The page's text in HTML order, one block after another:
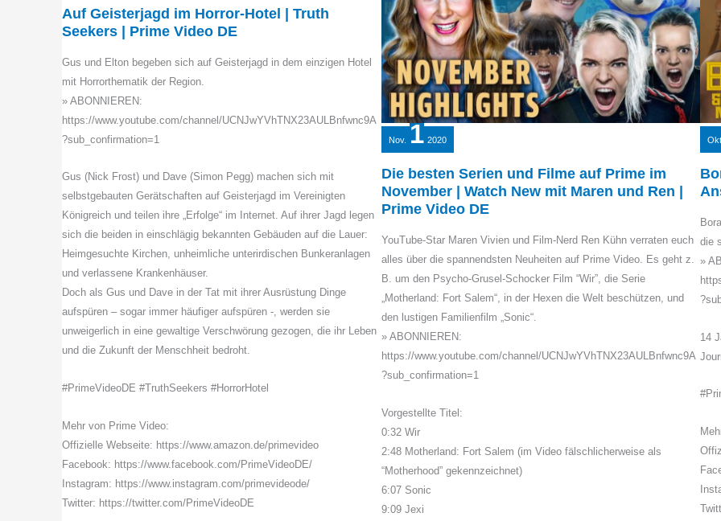
Auf Geisterjagd im Horror-Hotel | Truth
Seekers | Prime Video DE
Gus und Elton begeben sich auf Geisterjagd in dem einzigen Hotel
mit Horrorthematik der Region.
» ABONNIEREN:
https://www.youtube.com/channel/UCNJwYVhTNX23AULBnfwnc9A
?sub_confirmation=1
Gus (Nick Frost) und Dave (Simon Pegg) machen sich mit
selbstgebauten Gerätschaften auf Geisterjagd im Vereinigten
Königreich und teilen ihre „Erfolge“ im Internet. Auf ihrer Jagd legen
sich die beiden in einschlägig bekannten Gebäuden auf die Lauer:
Heimgesuchte Kirchen, unheimliche unterirdischen Bunkeranlagen
und verlassene Krankenhäuser.
Doch als Gus und Dave in der Tat mit ihrer Ausrüstung Dinge
aufspüren – sogar immer häufiger aufspüren -, werden sie
unweigerlich in eine gewaltige Verschwörung gezogen, die ihr Leben
und die Zukunft der Menschheit bedroht.
#PrimeVideoDE #TruthSeekers #HorrorHotel
Mehr von Prime Video:
Offizielle Webseite: https://www.amazon.de/primevideo
Facebook: https://www.facebook.com/PrimeVideoDE/
Instagram: https://www.instagram.com/primevideode/
Twitter: https://twitter.com/PrimeVideoDE
Nov. 1 2020
Die besten Serien und Filme auf Prime im
November | Watch New mit Maren und Ren |
Prime Video DE
YouTube-Star Maren Vivien und Film-Nerd Ren Kühn verraten euch
alles über die spannendsten Neuheiten auf Prime Video. Es geht z.
B. um den Psycho-Grusel-Schocker Film “Wir”, die Serie
„Motherland: Fort Salem“, in der Hexen die Welt beschützen, und
den lustigen Familienfilm „Sonic“.
» ABONNIEREN:
https://www.youtube.com/channel/UCNJwYVhTNX23AULBnfwnc9A
?sub_confirmation=1
Vorgestellte Titel:
0:32 Wir
2:48 Motherland: Fort Salem (im Video fälschlicherweise als
“Motherhood” gekennzeichnet)
6:07 Sonic
9:09 Jexi
Okt.
die
»
14